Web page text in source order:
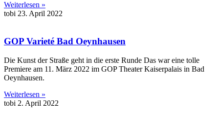
Weiterlesen »
tobi 23. April 2022
GOP Varieté Bad Oeynhausen
Die Kunst der Straße geht in die erste Runde Das war eine tolle
Premiere am 11. März 2022 im GOP Theater Kaiserpalais in Bad
Oeynhausen.
Weiterlesen »
tobi 2. April 2022